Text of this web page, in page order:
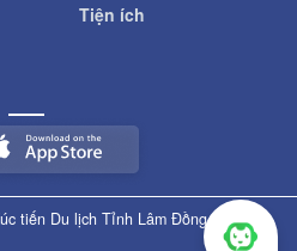
Tiện ích
tiến Du lịch Tỉnh Lâm Đồng